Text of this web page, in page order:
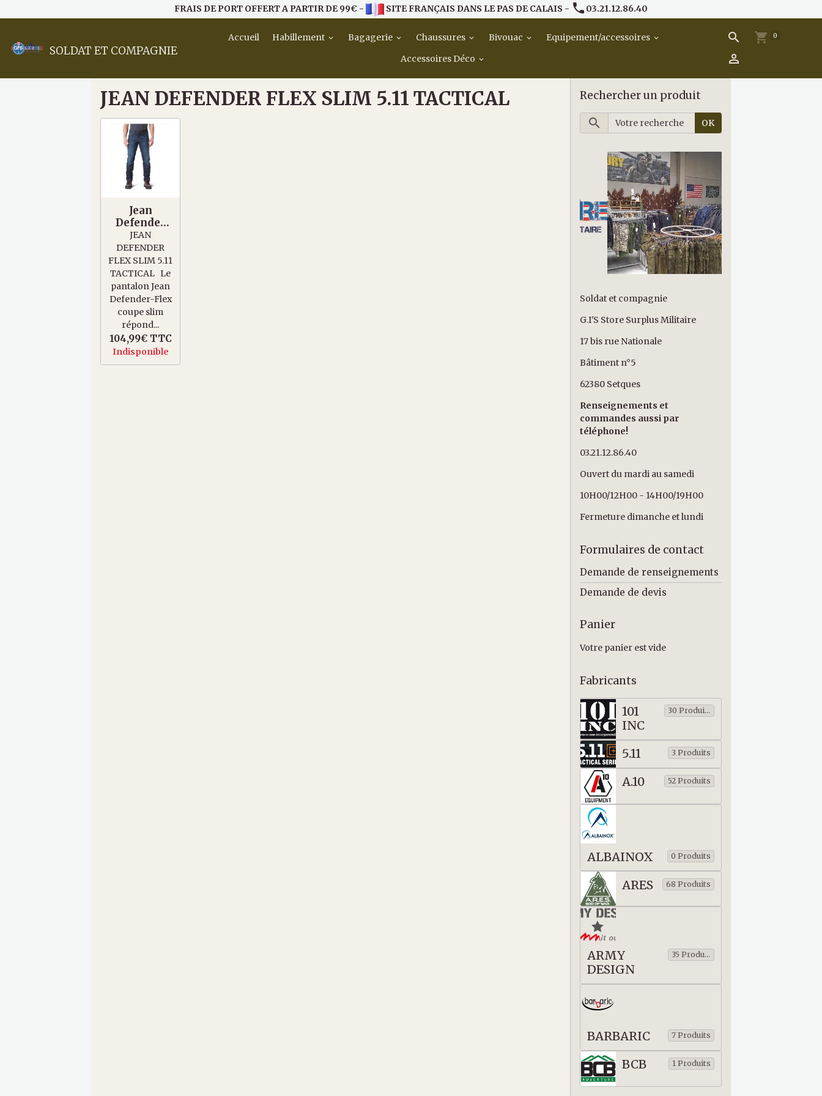
FRAIS DE PORT OFFERT A PARTIR DE 99€ - SITE FRANÇAIS DANS LE PAS DE CALAIS - 03.21.12.86.40
SOLDAT ET COMPAGNIE
Accueil Habillement Bagagerie Chaussures Bivouac
Equipement/accessoires
Accessoires Déco
0
JEAN DEFENDER FLEX SLIM 5.11 TACTICAL
Jean
Defender
Flex Slim
5.11 Tactical
JEAN
DEFENDER
FLEX SLIM 5.11
TACTICAL Le
pantalon Jean
Defender-Flex
coupe slim
répond...
104,99€ TTC
Indisponible
Rechercher un produit
OK
Soldat et compagnie
G.I'S Store Surplus Militaire
17 bis rue Nationale
Bâtiment n°5
62380 Setques
Renseignements et
commandes aussi par
téléphone!
03.21.12.86.40
Ouvert du mardi au samedi
10H00/12H00 - 14H00/19H00
Fermeture dimanche et lundi
Formulaires de contact
Demande de renseignements
Demande de devis
Panier
Votre panier est vide
Fabricants
101
INC
30 Produits
5.11 3 Produits
A.10 52 Produits
ALBAINOX 0 Produits
ARES 68 Produits
ARMY
DESIGN
35 Produits
BARBARIC 7 Produits
BCB 1 Produits